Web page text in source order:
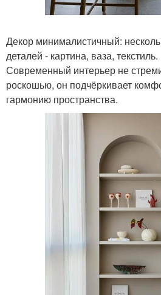
Декор минималистичный:
деталей - картина, ваза, текстиль.
Современный интерьер не
роскошью, он подчёркивает
гармонию пространства.